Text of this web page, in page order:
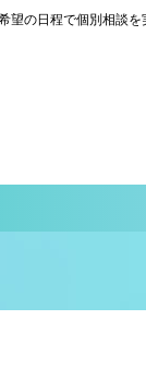
望の日程で個別相談を